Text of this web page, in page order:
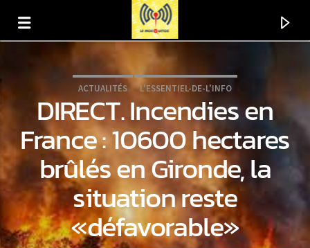
ACTUALITÉS L'ESSENTIEL-DE-L'INFO
DIRECT. Incendies en
France : 10600 hectares
brûlés en Gironde, la
situation reste
«défavorable»